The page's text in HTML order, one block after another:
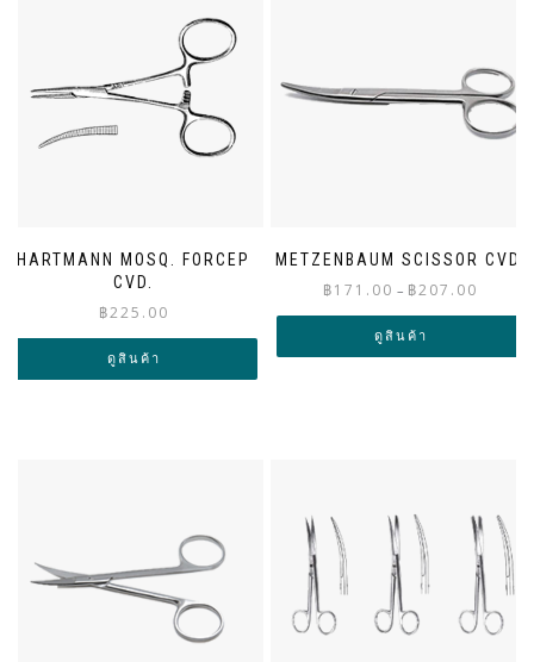
HARTMANN MOSQ. FORCEP
CVD.
฿225.00
ดูสินค้า
METZENBAUM SCISSOR CVD.
฿171.00 – ฿207.00
through
ดูสินค้า